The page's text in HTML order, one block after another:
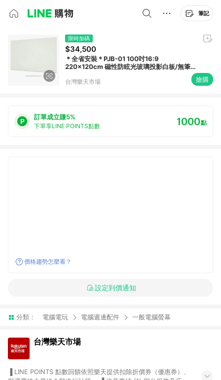
筆記
限時加碼
$34,500
＊全省安裝＊PJB-01 100吋16:9
220×120cm 磁性防眩光玻璃投影白板/無筆
裝須加價)/偏遠地區需補貼運費/非1樓.無電梯
台灣樂天市場 搶購
訂單成立賺5%
下單享LINE POINTS點數 1000點
價格趨勢怎麼看？
設定到價通知
分類： 電腦電玩 電腦週邊配件 一般電腦螢幕
台灣樂天市場